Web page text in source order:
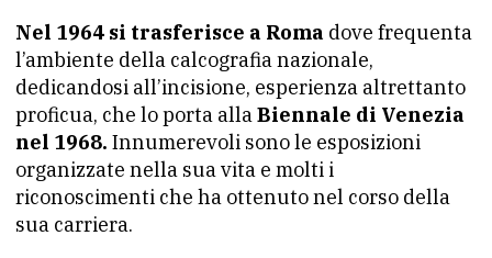
Nel 1964 si trasferisce a Roma dove frequenta
l’ambiente della calcografia nazionale,
dedicandosi all’incisione, esperienza altrettanto
proficua, che lo porta allaBiennale di Venezia
nel 1968. Innumerevoli sono le esposizioni
organizzate nella sua vita e molti i
riconoscimenti che ha ottenuto nel corso della
sua carriera.